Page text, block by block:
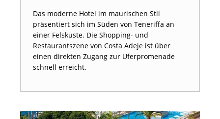
Das moderne Hotel im maurischen Stil
präsentiert sich im Süden von Teneriffa an
einer Felsküste. Die Shopping- und
Restaurantszene von Costa Adeje ist über
einen direkten Zugang zur Uferpromenade
schnell erreicht.